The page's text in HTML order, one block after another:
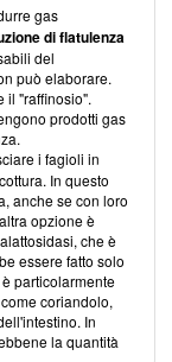
gas
di flatulenza
del
può elaborare.
il "raffinosio".
prodotti gas
i fagioli in
In questo
anche se con loro
opzione è
che è
essere fatto solo
particolarmente
coriandolo,
In
la quantità